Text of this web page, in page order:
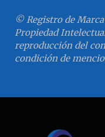
© Registro de Marca
Propiedad
reproducción del
condición de